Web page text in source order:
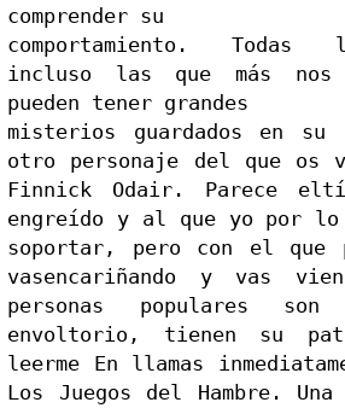
comprender su
comportamiento. Todas
incluso las que más nos
pueden tener grandes
misterios guardados en
otro personaje del que os
Finnick Odair. Parece el
engreído y al que yo por lo
soportar, pero con el que
vasencariñando y vas
personas populares
envoltorio, tienen su
leerme En llamas
Los Juegos del Hambre.